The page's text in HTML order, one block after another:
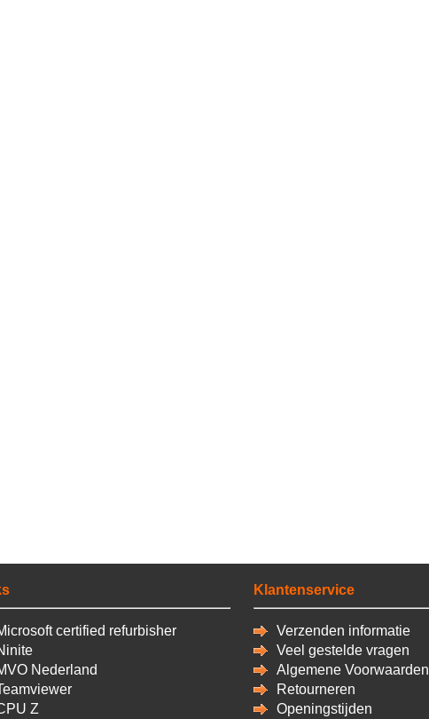
certified refurbisher
Nederland
Z
Klantenservice
Verzenden informatie
Veel gestelde vragen
Algemene Voorwaarden
Retourneren
Openingstijden